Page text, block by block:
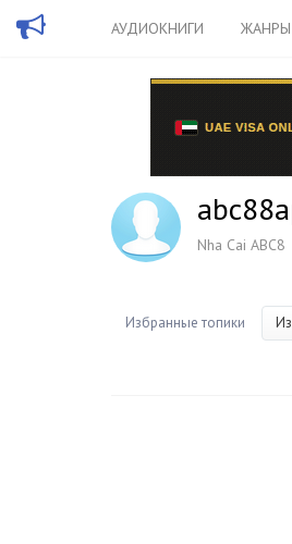
АУДИОКНИГИ ЖАНРЫ
Nha Cai ABC8
Избранные топики